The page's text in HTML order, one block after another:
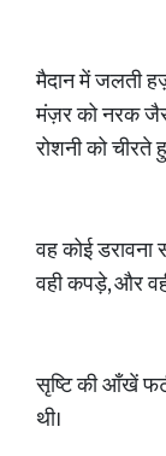
मैदान में जलती
मंज़र को नरक
रोशनी को
वह कोई डरावना
वही कपड़े, और
सृष्टि की आँखें
थी।